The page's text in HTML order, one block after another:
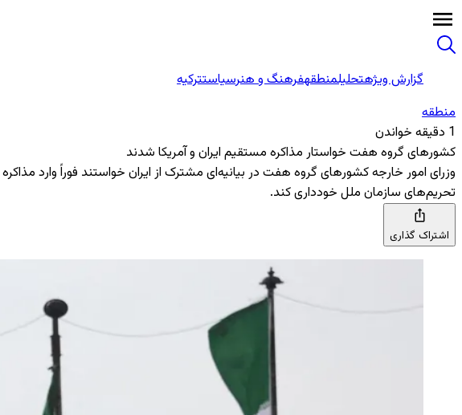
گزارش ویژهتحلیلمنطقهفرهنگ و هنرسیاستترکیه
منطقه‌
1 دقیقه خواندن
کشورهای گروه هفت خواستار مذاکره مستقیم ایران و آمریکا شدند
وزرای امور خارجه کشورهای گروه هفت در بیانیه‌ای مشترک از ایران خواستند فوراً وارد
تحریم‌های سازمان ملل خودداری کند.
اشتراک گذاری